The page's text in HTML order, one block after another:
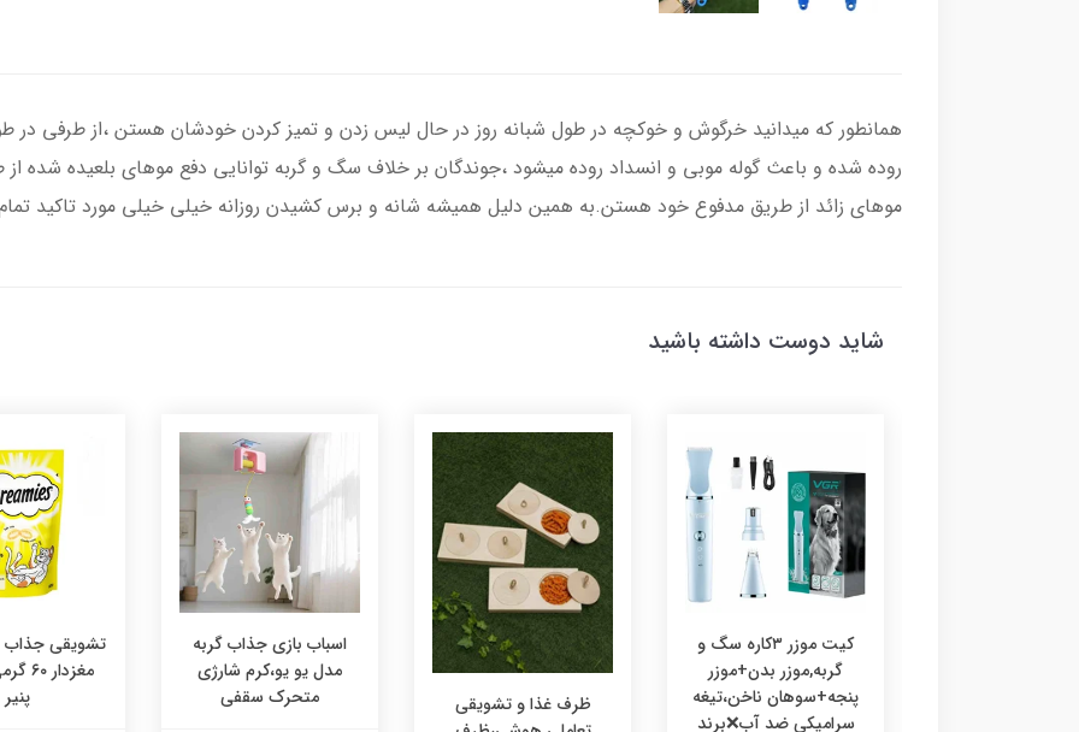
همانطور که میدانید خرگوش و خوکچه در طول شبانه روز در حال لیس زدن و تمیز کردن خودشان هستن ،از طرفی در
روده شده و باعث گوله موبی و انسداد روده میشود ،جوندگان بر خلاف سگ و گربه توانایی دفع موهای بلعیده شده از
موهای زائد از طریق مدفوع خود هستن.به همین دلیل همیشه شانه و برس کشیدن روزانه خیلی خیلی مورد تاکید
شاید دوست داشته باشید
ظرف غذا و تشویقی
اسباب بازی جذاب گربه
مدل یو یو،کرم شارژی
متحرک سقفی
تشویقی جذاب دریمز گربه
مغزدار ۶۰ گرمی با طعم
پنیر
تشویقی جذاب
اردک